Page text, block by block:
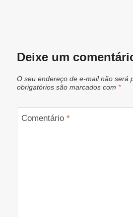
Deixe um
O seu endereço de e-mail não será
obrigatórios são marcados com *
Comentário *